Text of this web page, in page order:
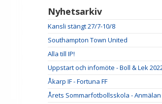
Nyhetsarkiv
Kansli stängt 27/7-10/8
Southampton Town United
Alla till IP!
Uppstart och infomöte - Boll & Lek
Åkarp IF - Fortuna FF
Årets Sommarfotbollsskola -